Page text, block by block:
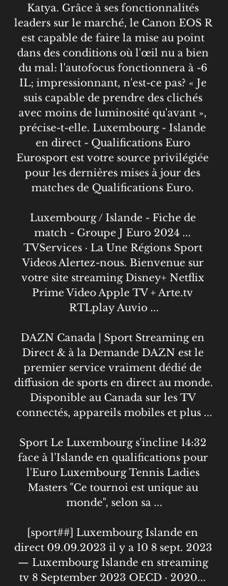
Katya. Grâce à ses fonctionnalités
leaders sur le marché, le Canon EOS R
est capable de faire la mise au point
dans des conditions où l'œil nu a bien
du mal: l'autofocus fonctionnera à -6
IL; impressionnant, n'est-ce pas? « Je
suis capable de prendre des clichés
avec moins de luminosité qu'avant »,
précise-t-elle. Luxembourg - Islande
en direct - Qualifications Euro
Eurosport est votre source privilégiée
pour les dernières mises à jour des
matches de Qualifications Euro.
Luxembourg / Islande - Fiche de
match - Groupe J Euro 2024 ...
TVServices · La Une Régions Sport
Videos Alertez-nous. Bienvenue sur
votre site streaming Disney+ Netflix
Prime Video Apple TV + Arte.tv
RTLplay Auvio ...
DAZN Canada | Sport Streaming en
Direct & à la Demande DAZN est le
premier service vraiment dédié de
diffusion de sports en direct au monde.
Disponible au Canada sur les TV
connectés, appareils mobiles et plus ...
Sport Le Luxembourg s'incline 14:32
face à l'Islande en qualifications pour
l'Euro Luxembourg Tennis Ladies
Masters "Ce tournoi est unique au
monde", selon sa ...
[sport##] Luxembourg Islande en
direct 09.09.2023 il y a 10 8 sept. 2023
— Luxembourg Islande en streaming
tv 8 September 2023 OECD · 2020...